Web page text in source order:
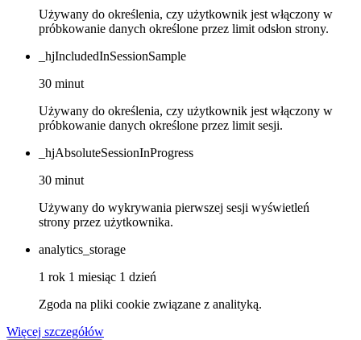
Używany do określenia, czy użytkownik jest włączony w
próbkowanie danych określone przez limit odsłon strony.
_hjIncludedInSessionSample
30 minut
Używany do określenia, czy użytkownik jest włączony w
próbkowanie danych określone przez limit sesji.
_hjAbsoluteSessionInProgress
30 minut
Używany do wykrywania pierwszej sesji wyświetleń
strony przez użytkownika.
analytics_storage
1 rok 1 miesiąc 1 dzień
Zgoda na pliki cookie związane z analityką.
Więcej szczegółów